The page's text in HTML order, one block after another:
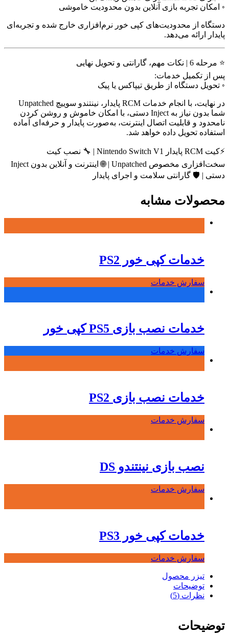
◦ امکان تجربه بازی آنلاین بدون محدودیت خاموشی
دستگاه از محدودیت‌های کپی خور نرم‌افزاری خارج شده و تجربه‌ای
پایدار ارائه می‌دهد.
⭐ مرحله 6 | نکات مهم، گارانتی و تحویل نهایی
پس از تکمیل خدمات:
◦ تحویل دستگاه از طریق تیپاکس یا پیک
در نهایت، با انجام خدمات RCM پایدار، نینتندو سوییچ Unpatched
شما بدون نیاز به Inject دستی، با امکان خاموش و روشن کردن
نامحدود و قابلیت اتصال اینترنت، به‌صورت پایدار و حرفه‌ای آماده
استفاده تحویل داده خواهد شد.
⚡کیت RCM پایدار Nintendo Switch V1 | 🔧 نصب کیت
سخت‌افزاری مخصوص Unpatched | 🌐 اینترنت و آنلاین بدون Inject
دستی | 🛡 گارانتی سلامت و اجرای پایدار
محصولات مشابه
خدمات کپی خور PS2
سفارش خدمات
خدمات نصب بازی PS5 کپی خور
سفارش خدمات
خدمات نصب بازی PS2
سفارش خدمات
نصب بازی نینتندو DS
سفارش خدمات
خدمات کپی خور PS3
سفارش خدمات
تیزر محصول
توضیحات
نظرات (5)
توضیحات